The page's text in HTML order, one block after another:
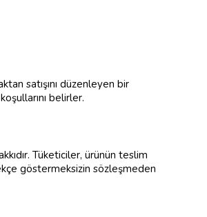
satışını düzenleyen bir
belirler.
Tüketiciler, ürünün teslim
göstermeksizin sözleşmeden